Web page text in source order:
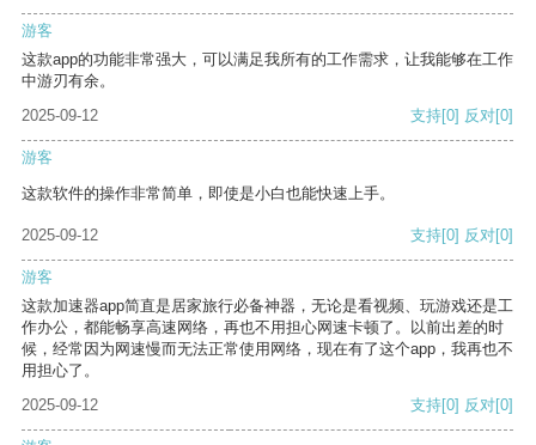
游客
这款app的功能非常强大，可以满足我所有的工作需求，让我能够在工作
中游刃有余。
2025-09-12
支持[0] 反对[0]
游客
这款软件的操作非常简单，即使是小白也能快速上手。
2025-09-12 支持[0] 反对[0]
游客
这款加速器app简直是居家旅行必备神器，无论是看视频、玩游戏还是工
作办公，都能畅享高速网络，再也不用担心网速卡顿了。以前出差的时
候，经常因为网速慢而无法正常使用网络，现在有了这个app，我再也不
用担心了。
2025-09-12
支持[0] 反对[0]